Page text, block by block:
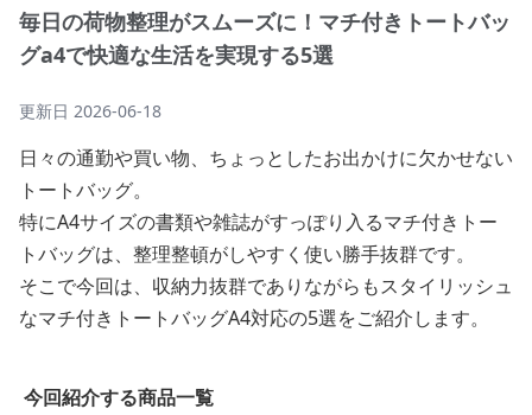
毎日の荷物整理がスムーズに！マチ付きトートバッ
グa4で快適な生活を実現する5選
更新日 2026-06-18
日々の通勤や買い物、ちょっとしたお出かけに欠かせない
トートバッグ。
特にA4サイズの書類や雑誌がすっぽり入るマチ付きトー
トバッグは、整理整頓がしやすく使い勝手抜群です。
そこで今回は、収納力抜群でありながらもスタイリッシュ
なマチ付きトートバッグA4対応の5選をご紹介します。
今回紹介する商品一覧